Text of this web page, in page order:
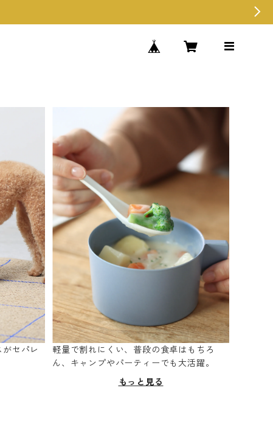
セパレ
軽量で割れにくい、普段の食卓はもちろ
ん、キャンプやパーティーでも大活躍。
もっと見る